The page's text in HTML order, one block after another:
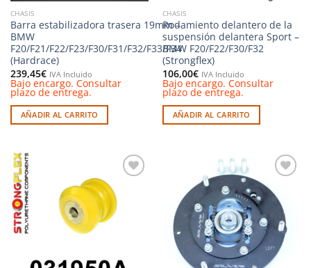
CHASIS
Barra estabilizadora trasera 19mm –
BMW
F20/F21/F22/F23/F30/F31/F32/F33/F34
(Hardrace)
239,45€ IVA Incluido
Bajo encargo. Consultar
plazo de entrega.
AÑADIR AL CARRITO
CHASIS
Rodamiento delantero de la
suspensión delantera Sport –
BMW F20/F22/F30/F32
(Strongflex)
106,00€ IVA Incluido
Bajo encargo. Consultar
plazo de entrega.
AÑADIR AL CARRITO
lista de
deseos
Añadir
a la
lista de
deseos